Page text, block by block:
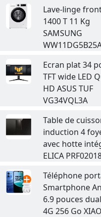
Lave-linge
1400 T 11 Kg
SAMSUNG
Ecran plat 34
TFT wide LED
HD ASUS TUF
VG34VQL3A
Table de
induction 4
avec hotte
ELICA
Téléphone
Smartphone
6.9 pouces
4G 256 Go